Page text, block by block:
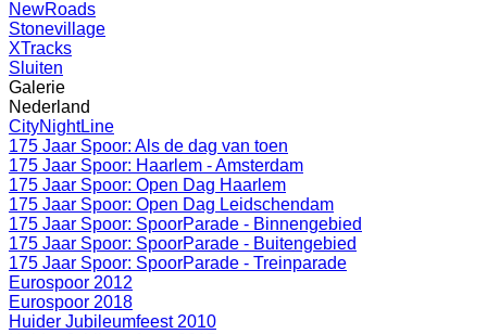
NewRoads
Stonevillage
XTracks
Sluiten
Galerie
Nederland
CityNightLine
175 Jaar Spoor: Als de dag van toen
175 Jaar Spoor: Haarlem - Amsterdam
175 Jaar Spoor: Open Dag Haarlem
175 Jaar Spoor: Open Dag Leidschendam
175 Jaar Spoor: SpoorParade - Binnengebied
175 Jaar Spoor: SpoorParade - Buitengebied
175 Jaar Spoor: SpoorParade - Treinparade
Eurospoor 2012
Eurospoor 2018
Huider Jubileumfeest 2010